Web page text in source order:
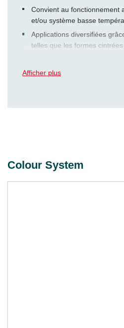
Convient au fonctionnement
et/ou système basse
Applications diversifiées
telles que les formes
personnes souffrant d’allergies
Puissance thermique
Afficher plus
Colour System